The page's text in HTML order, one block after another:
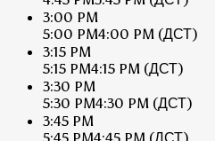
3:00 PM
5:00 PM4:00 PM (ДСТ)
3:15 PM
5:15 PM4:15 PM (ДСТ)
3:30 PM
5:30 PM4:30 PM (ДСТ)
3:45 PM
5:45 PM4:45 PM (ДСТ)